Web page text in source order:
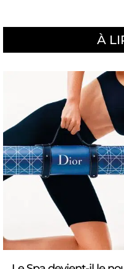
À